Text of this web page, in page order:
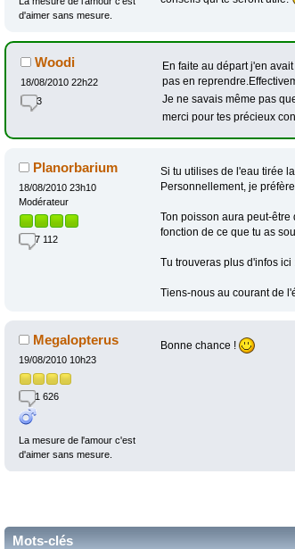
d'aimer sans mesure.
Woodi
18/08/2010 22h22
3
En faite au départ j'en
pas en
Je ne savais même pas
merci pour tes précieux
Planorbarium
18/08/2010 23h10
Modérateur
7 112
Si tu utilises de l'eau tirée
Personnellement, je
Ton poisson aura peut-
fonction de ce que tu as
Tu trouveras plus d'infos ici
Tiens-nous au courant de
Megalopterus
19/08/2010 10h23
1 626
La mesure de l'amour c'est
d'aimer sans mesure.
Bonne chance !
Mots-clés